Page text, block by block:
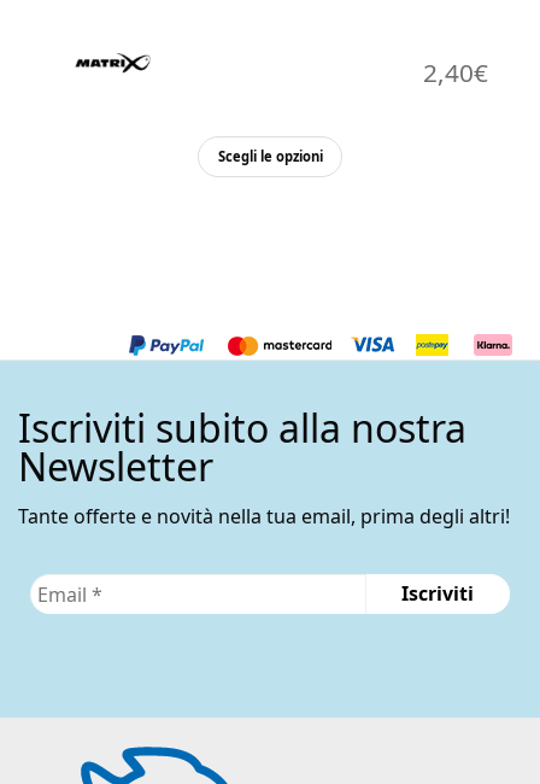
2,40€
Scegli le opzioni
Questo
opzioni
possono
scelte
nella
del
Iscriviti subito alla nostra
Newsletter
Tante offerte e novità nella tua email, prima degli altri!